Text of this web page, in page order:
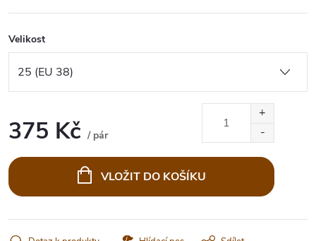
Velikost
375 Kč / pár
cena:
VLOŽIT DO KOŠÍKU